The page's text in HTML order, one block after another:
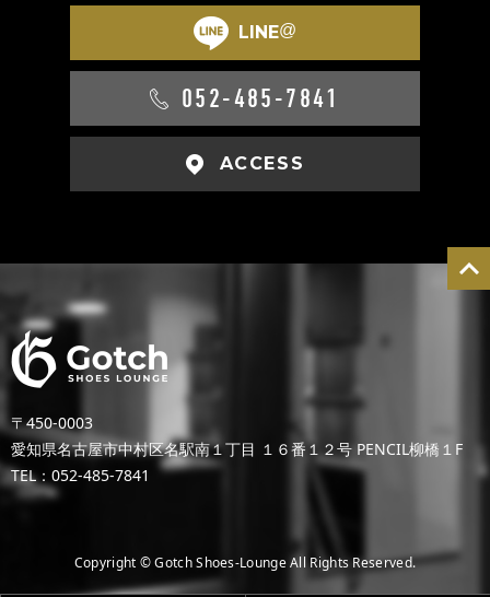
LINE@
052-485-7841
ACCESS
〒450-0003
愛知県名古屋市中村区名駅南１丁目 １６番１２号 PENCIL柳橋１F
TEL：052-485-7841
Copyright © Gotch Shoes-Lounge All Rights Reserved.